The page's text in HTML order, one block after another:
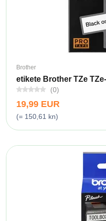
Brother
etikete Brother TZe
(0)
19,99 EUR
(= 150,61 kn)